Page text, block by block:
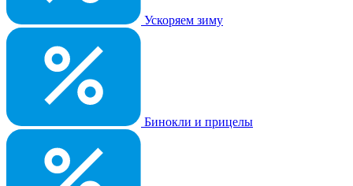
Ускоряем зиму
Бинокли и прицелы